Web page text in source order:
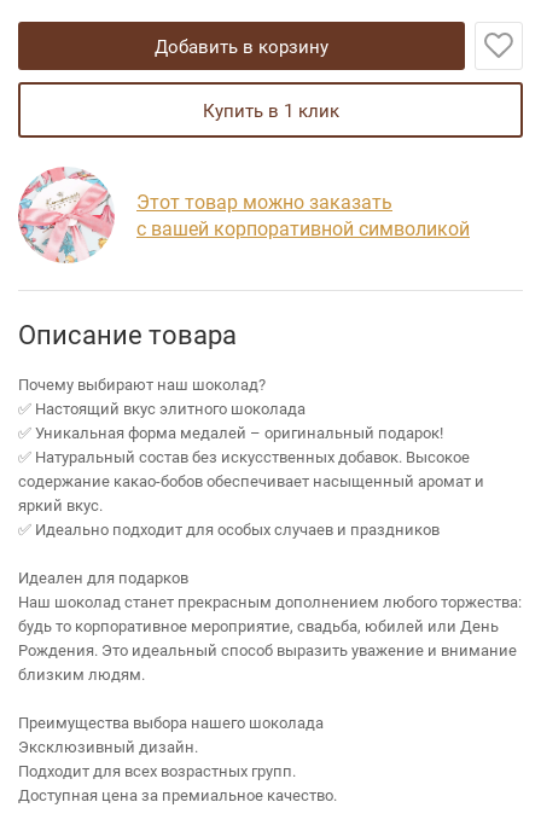
добавить в корзину
купить в 1 клик
Этот товар можно заказать
с вашей корпоративной символикой
Описание товара
Почему выбирают наш шоколад?
✅ Настоящий вкус элитного шоколада
✅ Уникальная форма медалей – оригинальный подарок!
✅ Натуральный состав без искусственных добавок. Высокое
содержание какао-бобов обеспечивает насыщенный аромат и
яркий вкус.
✅ Идеально подходит для особых случаев и праздников
Идеален для подарков
Наш шоколад станет прекрасным дополнением любого торжества:
будь то корпоративное мероприятие, свадьба, юбилей или День
Рождения. Это идеальный способ выразить уважение и внимание
близким людям.
Преимущества выбора нашего шоколада
Эксклюзивный дизайн.
Подходит для всех возрастных групп.
Доступная цена за премиальное качество.